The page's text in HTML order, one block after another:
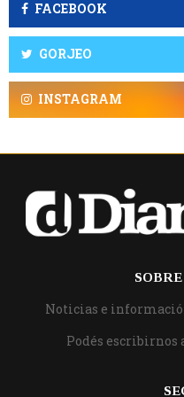
FACEBOOK
GORJEO
INSTAGRAM
Noticias e
Podés escribirnos